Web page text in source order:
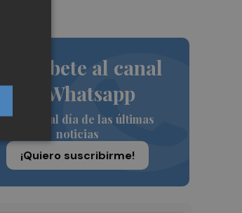
Suscríbete al canal
de Whatsapp
Siempre al día de las últimas
noticias
¡Quiero suscribirme!